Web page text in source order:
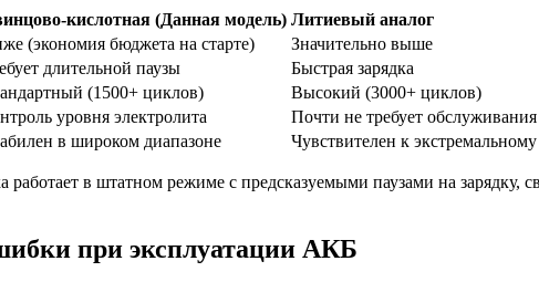
кислотная (Данная модель) Литиевый аналог
(экономия бюджета на старте)
Значительно выше
длительной паузы
Быстрая зарядка
(1500+ циклов)
Высокий (3000+ циклов)
уровня электролита
Почти не требует обслуживания
в широком диапазоне Чувствителен к
работает в штатном режиме с предсказуемыми паузами на зарядку,
при эксплуатации АКБ